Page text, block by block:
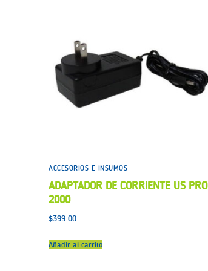
ACCESORIOS E INSUMOS
ADAPTADOR DE CORRIENTE US PRO
2000
$399.00
Añadir al carrito